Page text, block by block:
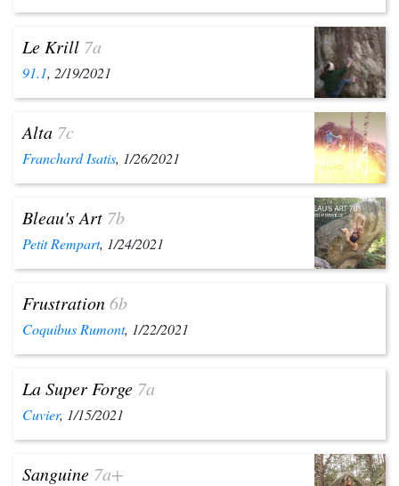
Le Krill 7a
91.1, 2/19/2021
Alta 7c
Franchard Isatis, 1/26/2021
Bleau's Art 7b
Petit Rempart, 1/24/2021
Frustration6b
Coquibus Rumont, 1/22/2021
La Super Forge 7a
Cuvier, 1/15/2021
Sanguine 7a+